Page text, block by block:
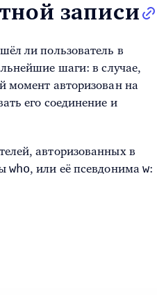
записи
ли пользователь в
шаги: в случае,
момент авторизован на
его соединение и
авторизованных в
who, или её псевдонимаw: